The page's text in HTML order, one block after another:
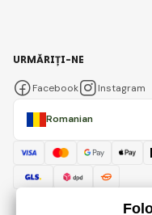
Romanian
URMĂRIȚI-NE
Facebook Instagram